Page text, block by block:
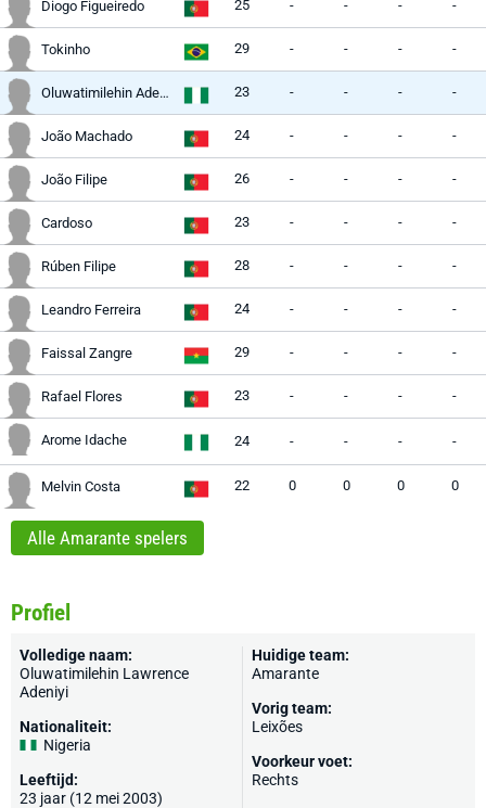
Diogo Figueiredo 25 - - - -
Tokinho 29 - - - -
Oluwatimilehin Adeniyi 23 - - - -
João Machado 24 - - - -
João Filipe 26 - - - -
Cardoso 23 - - - -
Rúben Filipe 28 - - - -
Leandro Ferreira 24 - - - -
Faissal Zangre 29 - - - -
Rafael Flores 23 - - - -
Arome Idache 24 - - - -
Melvin Costa 22 0 0 0 0
Alle Amarante spelers
Profiel
Volledige naam:
Oluwatimilehin Lawrence
Adeniyi
Nationaliteit:
Nigeria
Leeftijd:
23 jaar (12 mei 2003)
Huidige team:
Amarante
Vorig team:
Leixões
Voorkeur voet:
Rechts